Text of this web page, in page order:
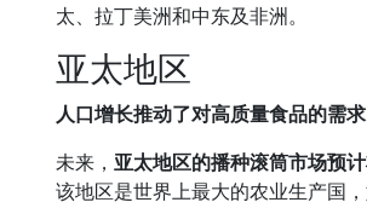
太、拉丁美洲和中东及非洲。
亚太地区
人口增长推动了对高质量食品的需求
未来， 亚太地区的播种滚筒市场预
该地区是世界上最大的农业生产国